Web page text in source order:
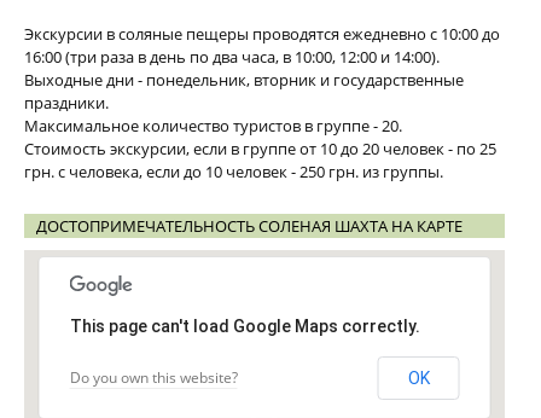
Экскурсии в соляные пещеры проводятся ежедневно с 10:00 до
16:00 (три раза в день по два часа, в 10:00, 12:00 и 14:00).
Выходные дни - понедельник, вторник и государственные
праздники.
Максимальное количество туристов в группе - 20.
Стоимость экскурсии, если в группе от 10 до 20 человек - по 25
грн. с человека, если до 10 человек - 250 грн. из группы.
ДОСТОПРИМЕЧАТЕЛЬНОСТЬ СОЛЕНАЯ ШАХТА НА КАРТЕ
This page can't load Google Maps correctly.
Do you own this website? OK